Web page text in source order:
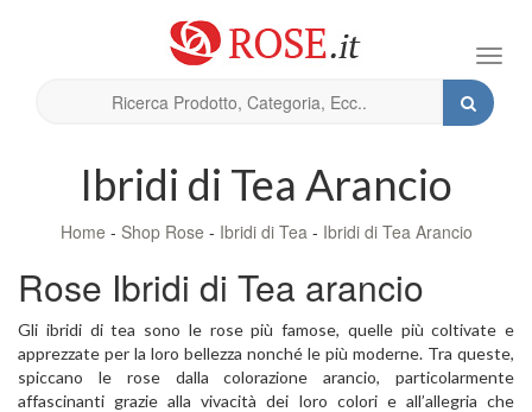
Ibridi di Tea Arancio
Home - Shop Rose - Ibridi di Tea- Ibridi di Tea Arancio
Rose Ibridi di Tea arancio
Gli ibridi di tea sono le rose più famose, quelle più coltivate e
apprezzate per la loro bellezza nonché le più moderne. Tra queste,
spiccano le rose dalla colorazione arancio, particolarmente
affascinanti grazie alla vivacità dei loro colori e all’allegria che